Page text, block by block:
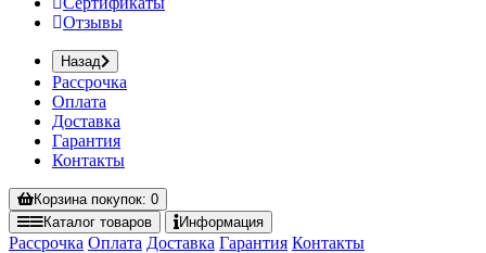
Отзывы
Назад
Рассрочка
Оплата
Доставка
Гарантия
Контакты
Корзинапокупок: 0
Каталог товаров Информация
Рассрочка Оплата Доставка Гарантия Контакты